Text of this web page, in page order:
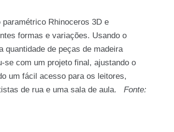
paramétrico Rhinoceros 3D e
formas e variações. Usando o
quantidade de peças de madeira
com um projeto final, ajustando o
um fácil acesso para os leitores,
de rua e uma sala de aula. Fonte: